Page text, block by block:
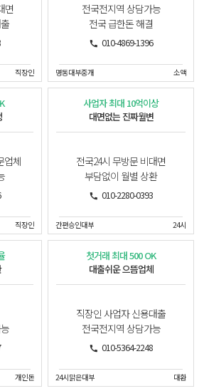
면
직장인
전국전지역 상담가능
전국 급한돈 해결
010-4869-1396
명동대부중개 소액
업체
직장인
사업자 최대 10억이상
대면없는 진짜월변
전국24시 무방문 비대면
부담없이 월별 상환
010-2280-0393
간편승인대부 24시
개인돈
첫거래 최대 500 OK
대출쉬운 으뜸업체
직장인 사업자 신용대출
전국전지역 상담가능
010-5364-2248
24시맑은대부 대환